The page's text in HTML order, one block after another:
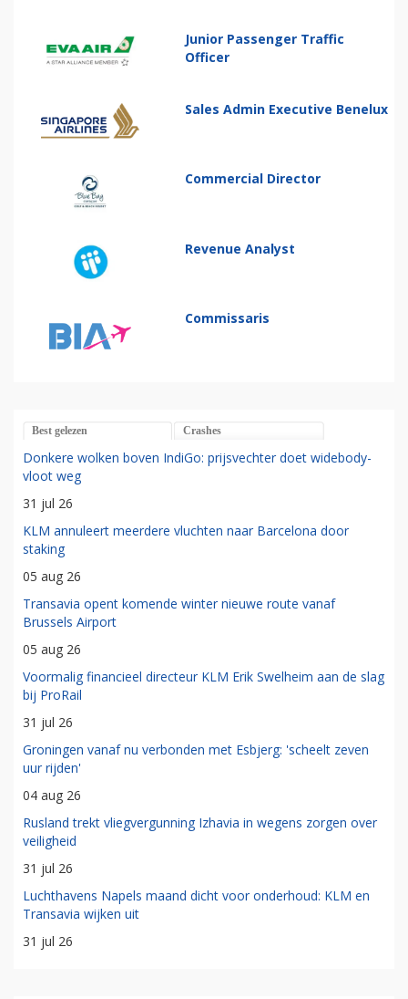
Junior Passenger Traffic
Officer
Sales Admin Executive Benelux
Commercial Director
Revenue Analyst
Commissaris
Best gelezen Crashes
Donkere wolken boven IndiGo: prijsvechter doet widebody-
vloot weg
31 jul 26
KLM annuleert meerdere vluchten naar Barcelona door
staking
05 aug 26
Transavia opent komende winter nieuwe route vanaf
Brussels Airport
05 aug 26
Voormalig financieel directeur KLM Erik Swelheim aan de slag
bij ProRail
31 jul 26
Groningen vanaf nu verbonden met Esbjerg: 'scheelt zeven
uur rijden'
04 aug 26
Rusland trekt vliegvergunning Izhavia in wegens zorgen over
veiligheid
31 jul 26
Luchthavens Napels maand dicht voor onderhoud: KLM en
Transavia wijken uit
31 jul 26